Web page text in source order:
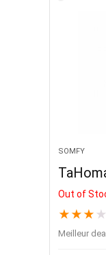
SOMFY
Out of
★ ★ ★ ★
Meilleur